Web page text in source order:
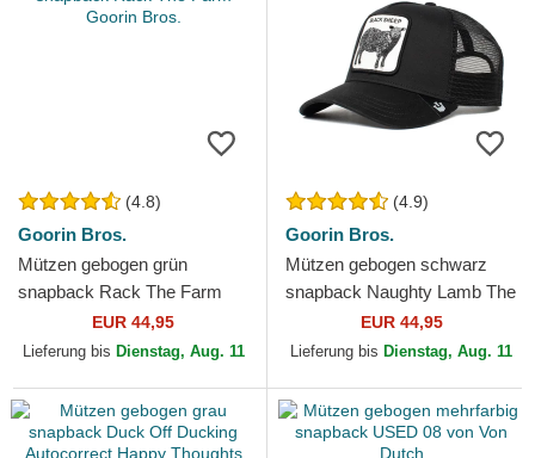
(4.8)
Goorin Bros.
Mützen gebogen grün
snapback Rack The Farm
Goorin Bros.EUR 44,95
Lieferung bis Dienstag, Aug. 11
(4.9)
Goorin Bros.
Mützen gebogen schwarz
snapback Naughty Lamb The
Farm Goorin Bros.
EUR 44,95
Lieferung bis Dienstag, Aug. 11